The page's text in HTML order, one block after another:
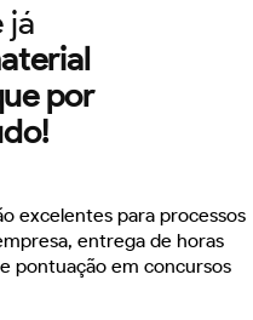
já
por
excelentes para processos
entrega de horas
pontuação em concursos